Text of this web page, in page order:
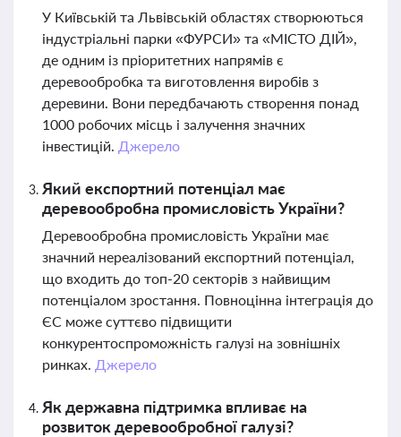
У Київській та Львівській областях створюються
індустріальні парки «ФУРСИ» та «МІСТО ДІЙ»,
де одним із пріоритетних напрямів є
деревообробка та виготовлення виробів з
деревини. Вони передбачають створення понад
1000 робочих місць і залучення значних
інвестицій. Джерело
Який експортний потенціал має
деревообробна промисловість України?
Деревообробна промисловість України має
значний нереалізований експортний потенціал,
що входить до топ-20 секторів з найвищим
потенціалом зростання. Повноцінна інтеграція до
ЄС може суттєво підвищити
конкурентоспроможність галузі на зовнішніх
ринках. Джерело
Як державна підтримка впливає на
розвиток деревообробної галузі?